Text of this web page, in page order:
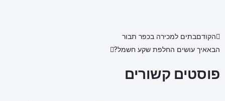
הקודםבתים למכירה בכפר תבור
הבאאיך עושים החלפת שקע חשמל?
פוסטים קשורים